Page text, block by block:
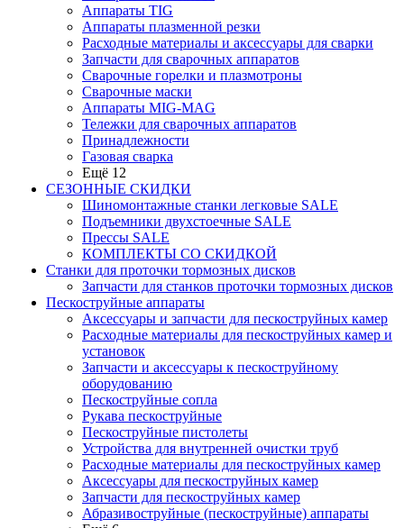
Аппараты TIG
Аппараты плазменной резки
Расходные материалы и аксессуары для сварки
Запчасти для сварочных аппаратов
Сварочные горелки и плазмотроны
Сварочные маски
Аппараты MIG-MAG
Тележки для сварочных аппаратов
Принадлежности
Газовая сварка
Ещё 12
СЕЗОННЫЕ СКИДКИ
Шиномонтажные станки легковые SALE
Подъемники двухстоечные SALE
Прессы SALE
КОМПЛЕКТЫ СО СКИДКОЙ
Станки для проточки тормозных дисков
Запчасти для станков проточки тормозных дисков
Пескоструйные аппараты
Аксессуары и запчасти для пескоструйных камер
Расходные материалы для пескоструйных камер и
установок
Запчасти и аксессуары к пескоструйному
оборудованию
Пескоструйные сопла
Рукава пескоструйные
Пескоструйные пистолеты
Устройства для внутренней очистки труб
Расходные материалы для пескоструйных камер
Аксессуары для пескоструйных камер
Запчасти для пескоструйных камер
Абразивоструйные (пескоструйные) аппараты